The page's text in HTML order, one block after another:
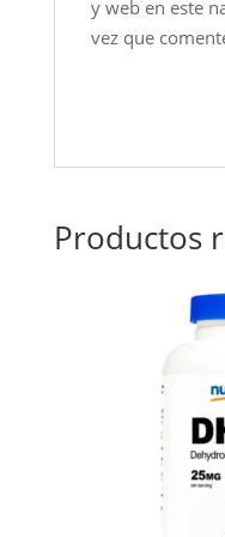
y web en este
vez que
Productos